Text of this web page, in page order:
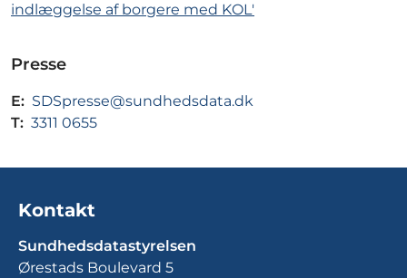
indlæggelse af borgere med KOL'
Presse
E: SDSpresse@sundhedsdata.dk
T: 3311 0655
Kontakt
Sundhedsdatastyrelsen
Ørestads Boulevard 5